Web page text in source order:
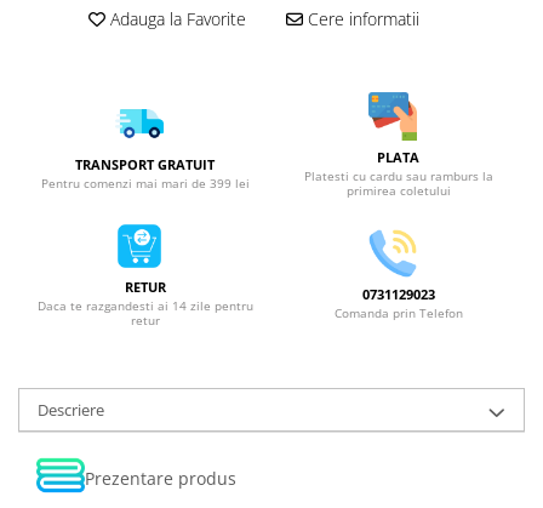
Adauga la Favorite Cere informatii
TRANSPORT GRATUIT
Pentru comenzi mai mari de 399 lei
PLATA
Platesti cu cardu sau ramburs la
primirea coletului
RETUR
Daca te razgandesti ai 14 zile pentru
retur
0731129023
Comanda prin Telefon
Descriere
Prezentare produs